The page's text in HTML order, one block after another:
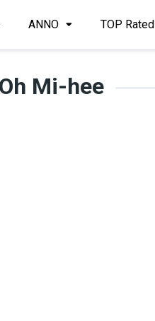
ANNO TOP Rated
Oh Mi-hee